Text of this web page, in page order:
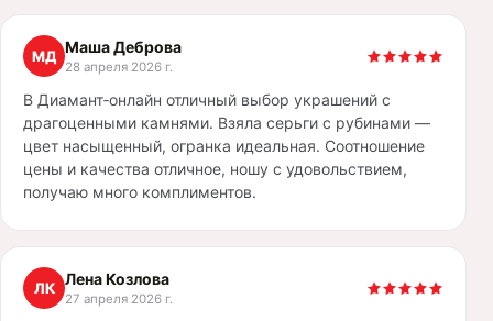
МД Маша Деброва
28 апреля 2026 г.
В Диамант‑онлайн отличный выбор украшений с
драгоценными камнями. Взяла серьги с рубинами —
цвет насыщенный, огранка идеальная. Соотношение
цены и качества отличное, ношу с удовольствием,
получаю много комплиментов.
ЛК Лена Козлова
27 апреля 2026 г.